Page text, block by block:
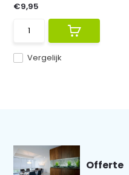
Vergelijk
€9,95
Offerte